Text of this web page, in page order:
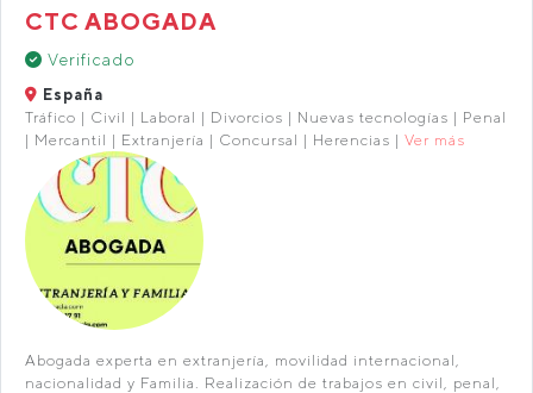
CTC ABOGADA
Verificado
España
Tráfico | Civil | Laboral | Divorcios | Nuevas tecnologías | Penal
| Mercantil | Extranjería | Concursal | Herencias | Ver más
Abogada experta en extranjería, movilidad internacional,
nacionalidad y Familia. Realización de trabajos en civil, penal,